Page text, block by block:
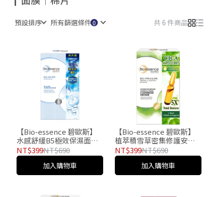
預設排序 所有篩選條件 共 6 件商品
【Bio-essence 碧歐斯】
水感舒緩B5極效保濕面膜
20mlx7入
NT$399NT$690
加入購物車
【Bio-essence 碧歐斯】
植萃積雪草密集修護安瓶
面膜20mlx7
NT$399NT$690
加入購物車